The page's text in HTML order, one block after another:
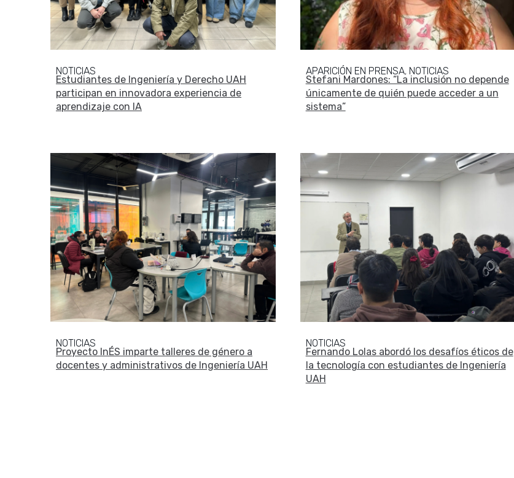
NOTICIAS
Estudiantes de Ingeniería y Derecho UAH
participan en innovadora experiencia de
aprendizaje con IA
APARICIÓN EN PRENSA, NOTICIAS
Stefani Mardones: “La inclusión no depende
únicamente de quién puede acceder a un
sistema”
NOTICIAS
Proyecto InÉS imparte talleres de género a
docentes y administrativos de Ingeniería UAH
NOTICIAS
Fernando Lolas abordó los desafíos éticos de
la tecnología con estudiantes de Ingeniería
UAH